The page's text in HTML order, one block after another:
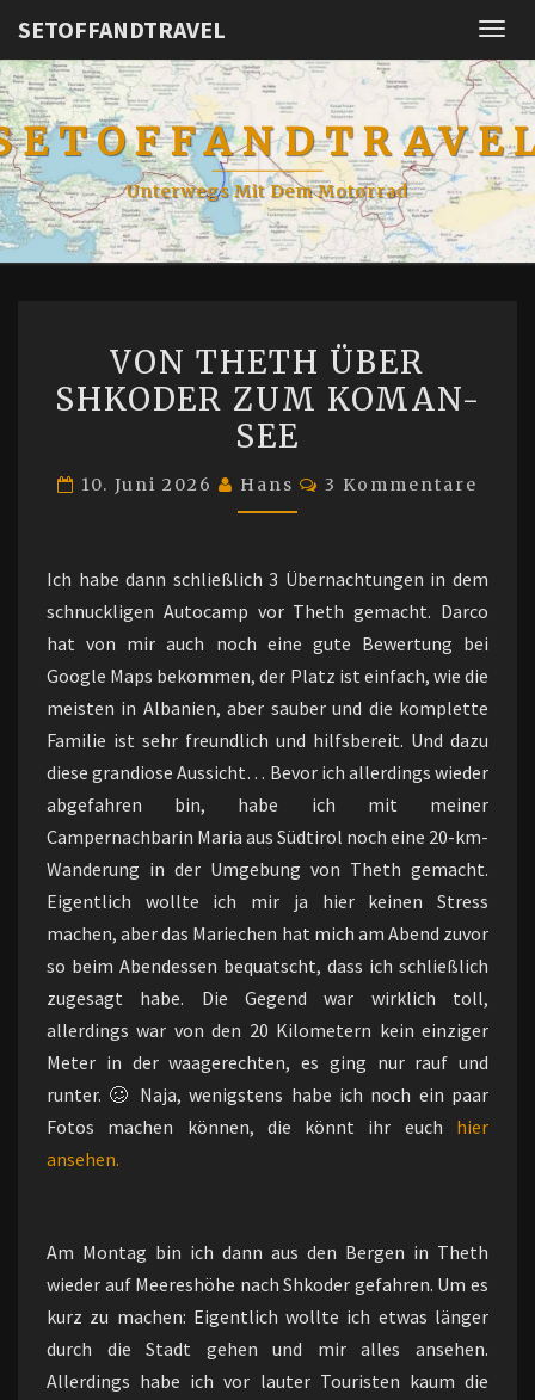
SETOFFANDTRAVEL
Unterwegs Mit Dem Motorrad
THETH
ÜBER
SHKODER
KOMAN-
VON THETH ÜBER
SHKODER ZUM KOMAN-
SEE
10. Juni 2026 Hans Kommentare
3 Kommentare
Ich habe dann schließlich 3 Übernachtungen in dem
schnuckligen Autocamp vor Theth gemacht. Darco
hat von mir auch noch eine gute Bewertung bei
Google Maps bekommen, der Platz ist einfach, wie die
meisten in Albanien, aber sauber und die komplette
Familie ist sehr freundlich und hilfsbereit. Und dazu
diese grandiose Aussicht… Bevor ich allerdings wieder
abgefahren bin, habe ich mit meiner
Campernachbarin Maria aus Südtirol noch eine 20-km-
Wanderung in der Umgebung von Theth gemacht.
Eigentlich wollte ich mir ja hier keinen Stress
machen, aber das Mariechen hat mich am Abend zuvor
so beim Abendessen bequatscht, dass ich schließlich
zugesagt habe. Die Gegend war wirklich toll,
allerdings war von den 20 Kilometern kein einziger
Meter in der waagerechten, es ging nur rauf und
runter. 🥴 Naja, wenigstens habe ich noch ein paar
Fotos machen können, die könnt ihr euch hier
ansehen.
Am Montag bin ich dann aus den Bergen in Theth
wieder auf Meereshöhe nach Shkoder gefahren. Um es
kurz zu machen: Eigentlich wollte ich etwas länger
durch die Stadt gehen und mir alles ansehen.
Allerdings habe ich vor lauter Touristen kaum die